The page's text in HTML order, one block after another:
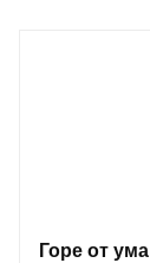
Горе от ума